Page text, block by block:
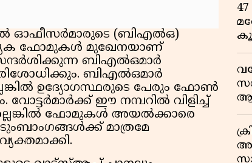
ഓഫീസർമാരുടെ (ബിഎൽഒ)
ഫോമുകൾ മുഖേനയാണ്
ബിഎൽഒമാർ
ബിഎൽഒമാർ
ഉദ്യോഗസ്ഥരുടെ പേരും ഫോൺ
വോട്ടർമാർക്ക് ഈ നമ്പറിൽ വിളിച്ച്
ഫോമുകൾ അയൽക്കാരെ
മാത്രമേ